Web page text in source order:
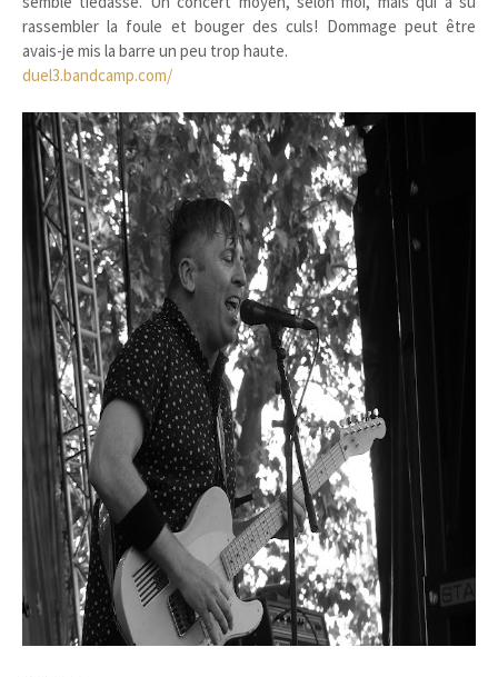
rassembler la foule et bouger des culs! Dommage peut être
avais-je mis la barre un peu trop haute.
duel3.bandcamp.com/